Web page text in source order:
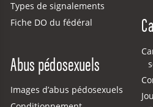
Types de signalements
Fiche DO du fédéral
Abus pédosexuels
Images d’abus pédosexuels